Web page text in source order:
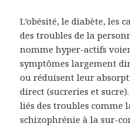
L’obésité, le diabète, les
des troubles de la
nomme hyper-actifs
symptômes largement
ou réduisent leur
direct (sucreries et
liés des troubles comme
schizophrénie à la sur-